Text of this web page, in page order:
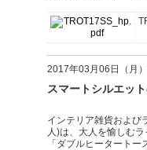
2017年03月06日（月
スマートシルエッ
インテリア雑貨および
人)は、大人を愉しむ
「ダブルヒータートー